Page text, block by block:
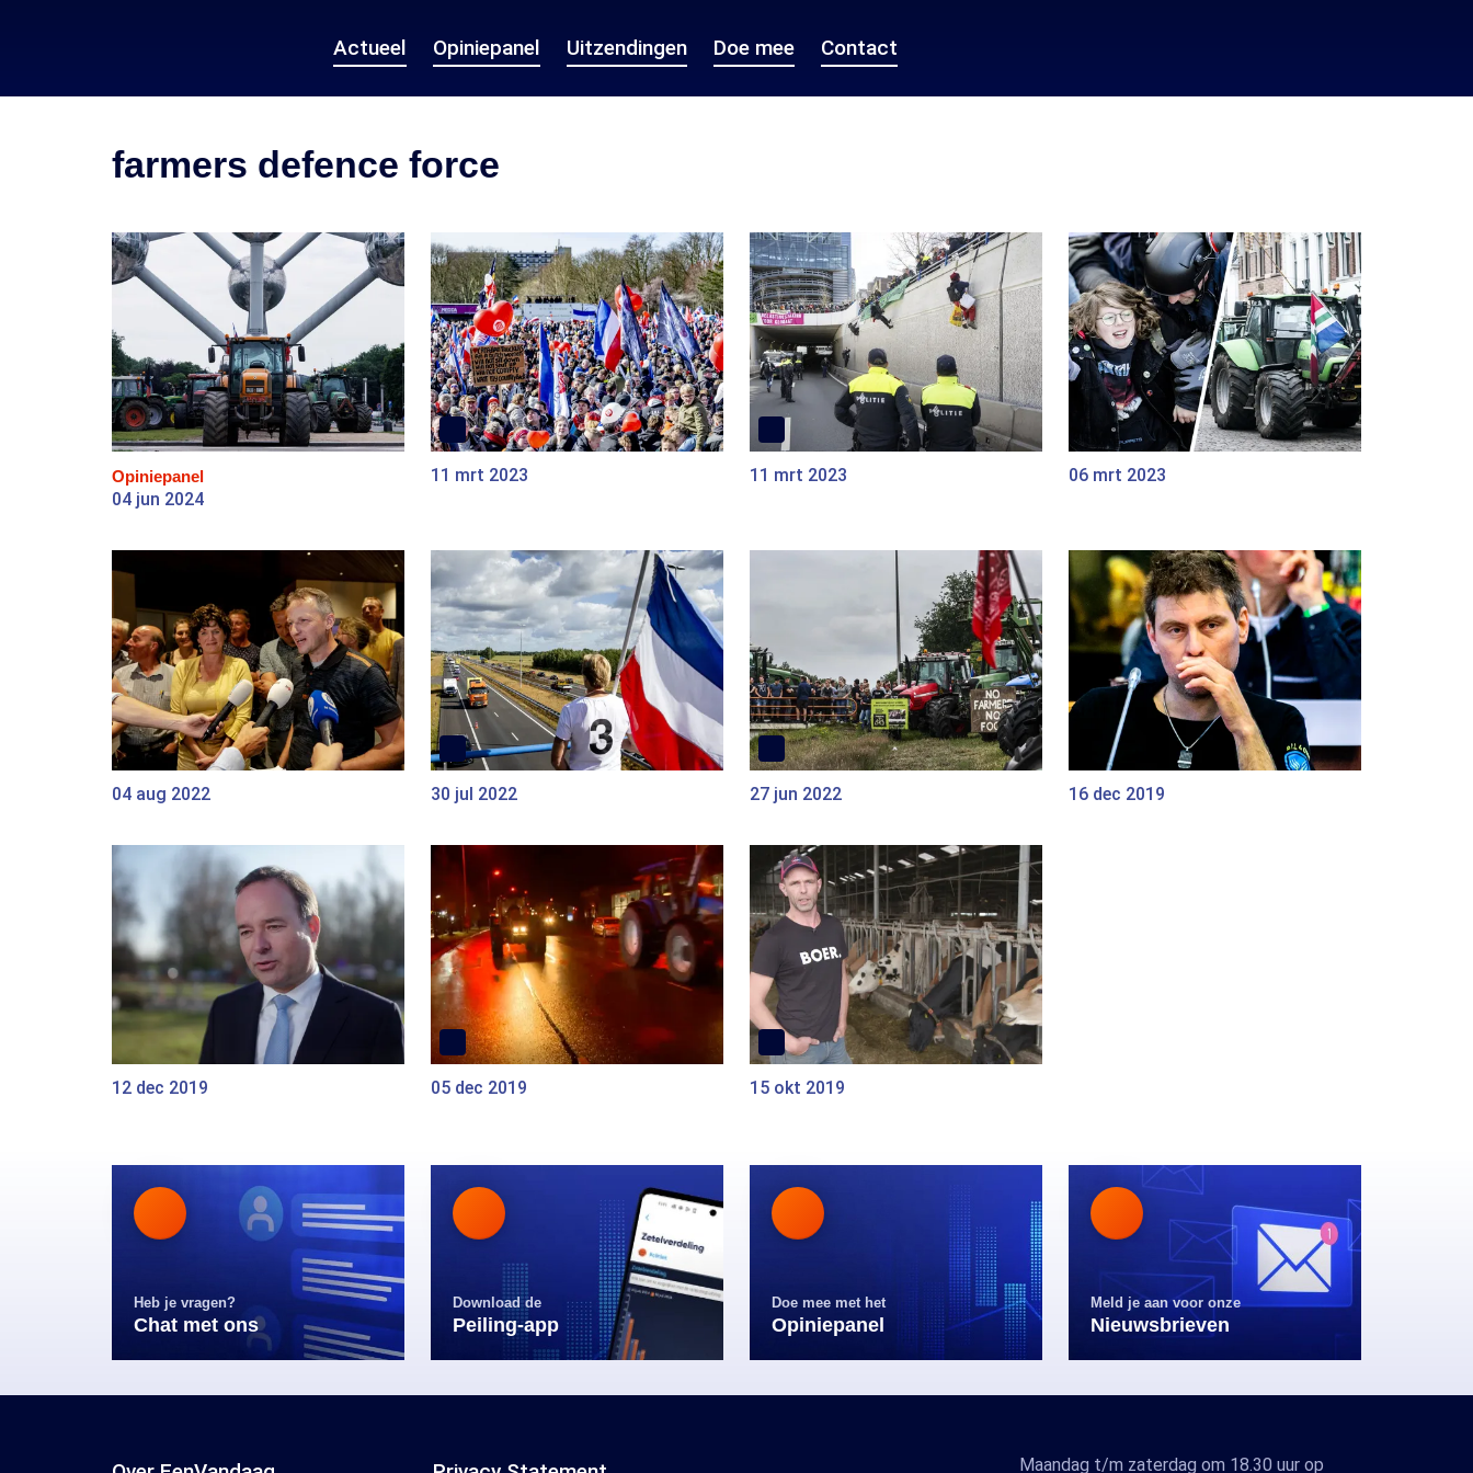
Actueel Opiniepanel Uitzendingen Doe mee Contact
farmers defence force
Opiniepanel
04 jun 2024
11 mrt 2023 11 mrt 2023 06 mrt 2023
04 aug 2022 30 jul 2022 27 jun 2022 16 dec 2019
12 dec 2019 05 dec 2019 15 okt 2019
Heb je vragen?
Chat met ons
Download de
Peiling-app
Doe mee met het
Opiniepanel
Meld je aan voor onze
Nieuwsbrieven
Maandag t/m zaterdag om 18.30 uur op